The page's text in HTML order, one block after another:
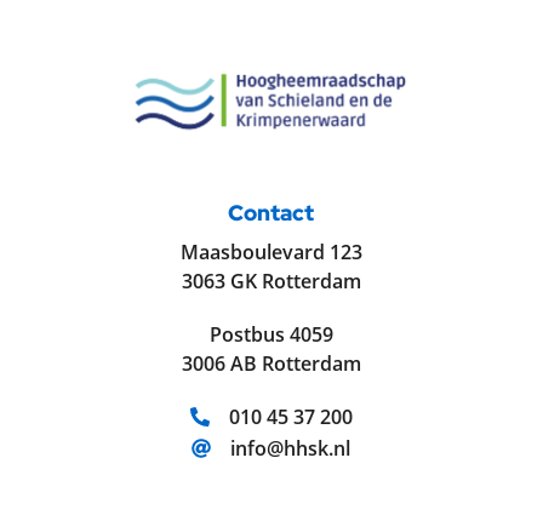
Contact
Maasboulevard 123
3063 GK Rotterdam
Postbus 4059
3006 AB Rotterdam
Telefoonnummer:
010 45 37 200
E-mailadres:
info@hhsk.nl